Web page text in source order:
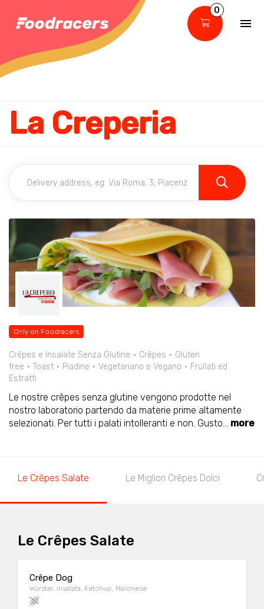
0
La Creperia
Only on Foodracers
Crêpes e Insalate Senza Glutine Crêpes
Gluten
free
Toast Piadine Vegetariano e Vegano
Frullati ed
Estratti
Le nostre crêpes senza glutine vengono prodotte nel
nostro laboratorio partendo da materie prime altamente
selezionati. Per tutti i palati intolleranti e non. Gusto... more
Le Crêpes Salate Le Migliori Crêpes Dolci
Le Crêpes Salate
Crêpe Dog
Würstel, insalata, Ketchup, Maionese